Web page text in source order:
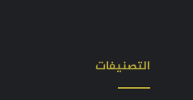
التصنيفات